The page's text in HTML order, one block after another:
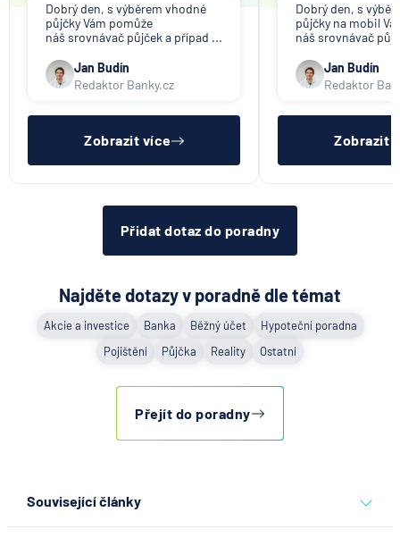
Dobrý den, s výběrem vhodné
půjčky Vám pomůže
náš srovnávač půjček a případ ...
Jan Budín
Redaktor Banky.cz
Zobrazit více
Dobrý den, s
půjčky na mobil
náš srovnávač
Jan Budín
Redaktor
Zobrazit
Přidat dotaz do poradny
Najděte dotazy v poradně dle témat
Akcie a investice Banka Běžný účet
Hypoteční poradna
Pojištění
Půjčka Reality Ostatní
Přejít do poradny
Související články